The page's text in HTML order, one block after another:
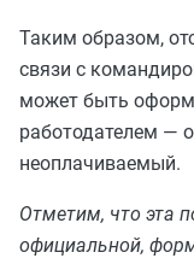
Таким образом,
связи с
может быть
работодателем —
неоплачиваемый.
Отметим, что эта
официальной,